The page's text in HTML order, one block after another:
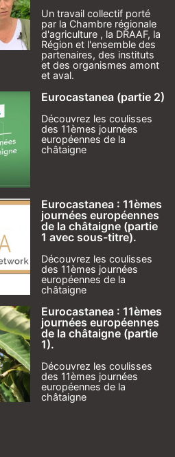
Un travail collectif porté
par la Chambre régionale
d'agriculture , la DRAAF, la
Région et l'ensemble des
partenaires, des instituts
et des organismes amont
et aval.
Eurocastanea (partie 2)
Découvrez les coulisses
des 11èmes journées
européennes de la
châtaigne
Eurocastanea : 11èmes
journées européennes
de la châtaigne (partie
1 avec sous-titre).
Découvrez les coulisses
des 11èmes journées
européennes de la
châtaigne
Eurocastanea : 11èmes
journées européennes
de la châtaigne (partie
1).
Découvrez les coulisses
des 11èmes journées
européennes de la
châtaigne